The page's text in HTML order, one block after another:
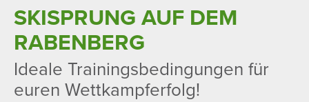
SKISPRUNG AUF DEM
RABEN­BERG
Ideale Trai­nings­be­din­gungen für
euren Wett­kampfer­folg!